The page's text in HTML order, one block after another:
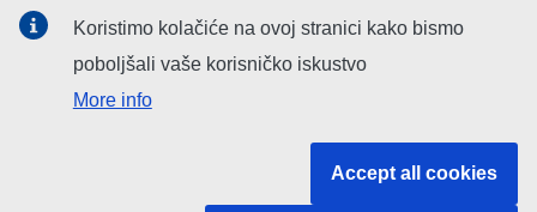
Potražite kanale EU-a nadruštvenim mrežama
Koristimo kolačiće na ovoj stranici kako bismo
poboljšali vaše korisničko iskustvo
More info
Accept all cookies